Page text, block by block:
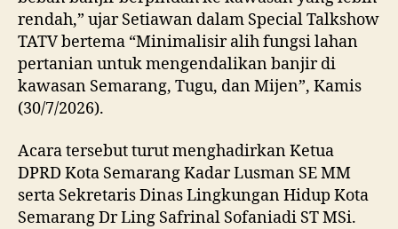
rendah,” ujar Setiawan dalam Special Talkshow
TATV bertema “Minimalisir alih fungsi lahan
pertanian untuk mengendalikan banjir di
kawasan Semarang, Tugu, dan Mijen”, Kamis
(30/7/2026).
Acara tersebut turut menghadirkan Ketua
DPRD Kota Semarang Kadar Lusman SE MM
serta Sekretaris Dinas Lingkungan Hidup Kota
Semarang Dr Ling Safrinal Sofaniadi ST MSi.